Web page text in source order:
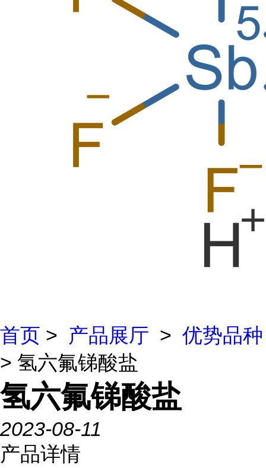
首页 > 产品展厅 > 优势品种
> 氢六氟锑酸盐
氢六氟锑酸盐
2023-08-11
产品详情